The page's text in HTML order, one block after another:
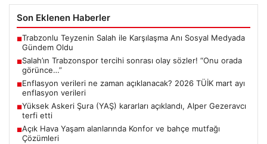
Son Eklenen Haberler
■Trabzonlu Teyzenin Salah ile Karşılaşma Anı Sosyal Medyada
Gündem Oldu
■Salah’ın Trabzonspor tercihi sonrası olay sözler! “Onu orada
görünce…”
■Enflasyon verileri ne zaman açıklanacak? 2026 TÜİK mart ayı
enflasyon verileri
■Yüksek Askeri Şura (YAŞ) kararları açıklandı, Alper Gezeravcı
terfi etti
■Açık Hava Yaşam alanlarında Konfor ve bahçe mutfağı
Çözümleri